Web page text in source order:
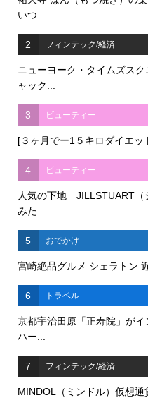
いつ...
2 フィンテック/経済
ニューヨーク・タイムズス
ャック...
3 ビューティー
[３ヶ月でー1５キロダイエ
4 ビューティー
人気の下地 JILLSTUART（
みた ...
5 おでかけ
宮崎絶品グルメ シェラトン
6 トラベル
京都宇治田原「正寿院」が
ハー...
7 フィンテック/経済
MINDOL（ミンドル）仮想